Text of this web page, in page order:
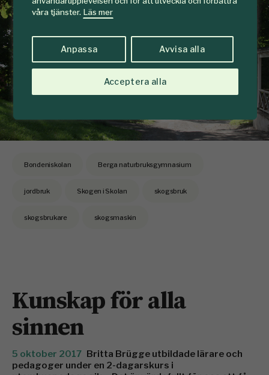
våra tjänster. Läs mer
Anpassa Avvisa alla
Acceptera alla
Bondeniskolan Berga naturbruksgymnasium
jordbruk Skogen i Skolan skogsbruk
skogsbrukare skogsmaskin
Kunskap för alla
sinnen
5 oktober 2017 Britta Brügge utbildade lärare och
pedagoger under en 2-dagarskurs i